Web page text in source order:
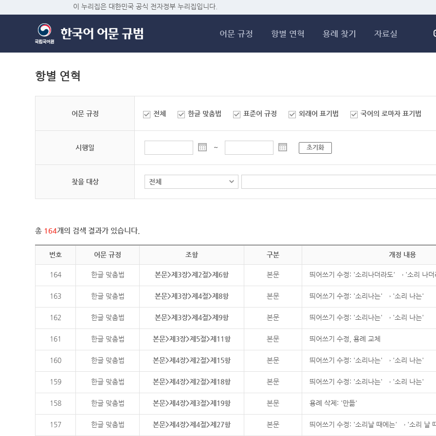
이 누리집은 대한민국 공식 전자정부 누리집입니다.
어문 규정 항별 연혁 용례 찾기 자료실
항별 연혁
어문 규정 전체 한글 맞춤법 표준어 규정 외래어 표기법 국어의 로마자 표기법
시행일 ~ 초기화
찾을 대상
총 164개의 검색 결과가 있습니다.
번호 어문 규정 조항 구분 개정 내용
164 한글 맞춤법 본문>제3장>제2절>제6항 본문 띄어쓰기 수정: '소리나더라도' → '소리 나더
163 한글 맞춤법 본문>제3장>제4절>제8항 본문 띄어쓰기 수정: '소리나는' → '소리 나는'
162 한글 맞춤법 본문>제3장>제4절>제9항 본문 띄어쓰기 수정: '소리나는' → '소리 나는'
161 한글 맞춤법 본문>제3장>제5절>제11항 본문 띄어쓰기 수정, 용례 교체
160 한글 맞춤법 본문>제4장>제2절>제15항 본문 띄어쓰기 수정: '소리나는' → '소리 나는'
159 한글 맞춤법 본문>제4장>제2절>제18항 본문 띄어쓰기 수정: '소리나는' → '소리 나는'
158 한글 맞춤법 본문>제4장>제3절>제19항 본문 용례 삭제: '만듦'
157 한글 맞춤법 본문>제4장>제4절>제27항 본문 띄어쓰기 수정: '소리날 때에는' → '소리 날